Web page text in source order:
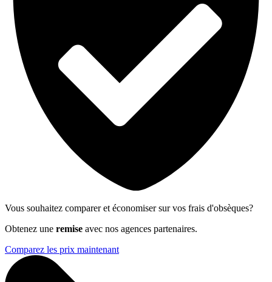
Vous souhaitez comparer et économiser sur vos frais d'obsèques?
Obtenez une remise avec nos agences partenaires.
Comparez les prix maintenant